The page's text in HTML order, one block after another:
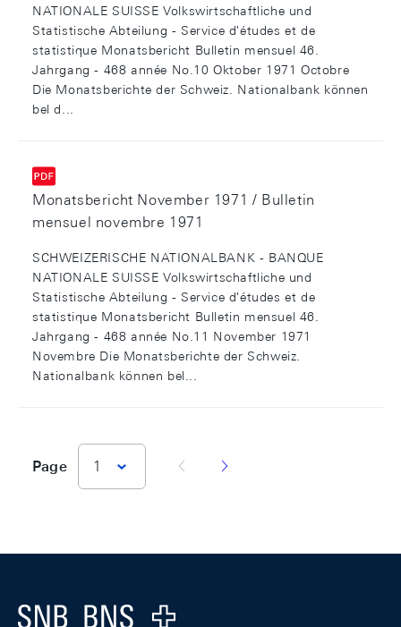
NATIONALE SUISSE Volkswirtschaftliche und
Statistische Abteilung - Service d'études et de
statistique Monatsbericht Bulletin mensuel 46.
Jahrgang - 468 année No.10 Oktober 1971 Octobre
Die Monatsberichte der Schweiz. Nationalbank können
bel d...
Monatsbericht November 1971 / Bulletin
mensuel novembre 1971
SCHWEIZERISCHE NATIONALBANK - BANQUE
NATIONALE SUISSE Volkswirtschaftliche und
Statistische Abteilung - Service d'études et de
statistique Monatsbericht Bulletin mensuel 46.
Jahrgang - 468 année No.11 November 1971
Novembre Die Monatsberichte der Schweiz.
Nationalbank können bel...
Page 1 vorherige Seite
nächste Seite
Logo